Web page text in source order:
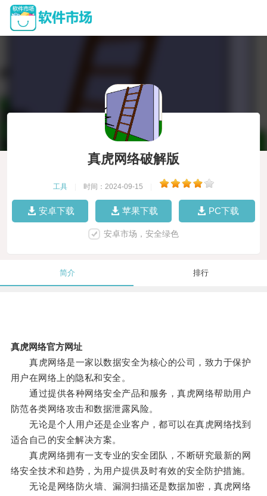
真虎网络破解版
工具 时间：2024-09-15
安卓下载 苹果下载 PC下载
安卓市场，安全绿色
简介 排行
真虎网络官方网址
真虎网络是一家以数据安全为核心的公司，致力于保护
用户在网络上的隐私和安全。
通过提供各种网络安全产品和服务，真虎网络帮助用户
防范各类网络攻击和数据泄露风险。
无论是个人用户还是企业客户，都可以在真虎网络找到
适合自己的安全解决方案。
真虎网络拥有一支专业的安全团队，不断研究最新的网
络安全技术和趋势，为用户提供及时有效的安全防护措施。
无论是网络防火墙、漏洞扫描还是数据加密，真虎网络